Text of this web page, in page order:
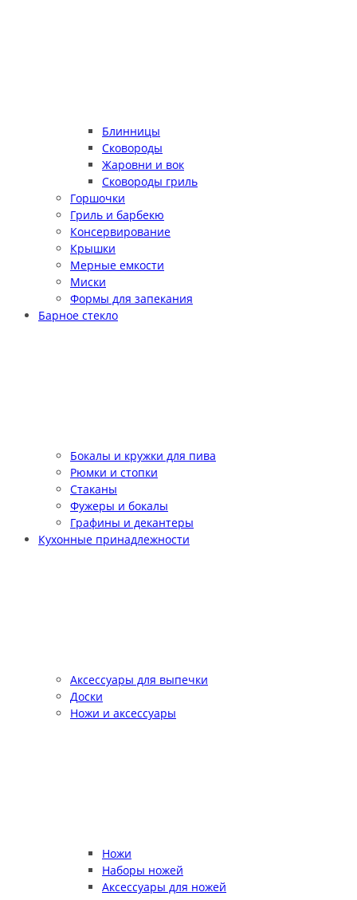
Блинницы
Сковороды
Жаровни и вок
Сковороды гриль
Горшочки
Гриль и барбекю
Консервирование
Крышки
Мерные емкости
Миски
Формы для запекания
Барное стекло
Бокалы и кружки для пива
Рюмки и стопки
Стаканы
Фужеры и бокалы
Графины и декантеры
Кухонные принадлежности
Аксессуары для выпечки
Доски
Ножи и аксессуары
Ножи
Наборы ножей
Аксессуары для ножей